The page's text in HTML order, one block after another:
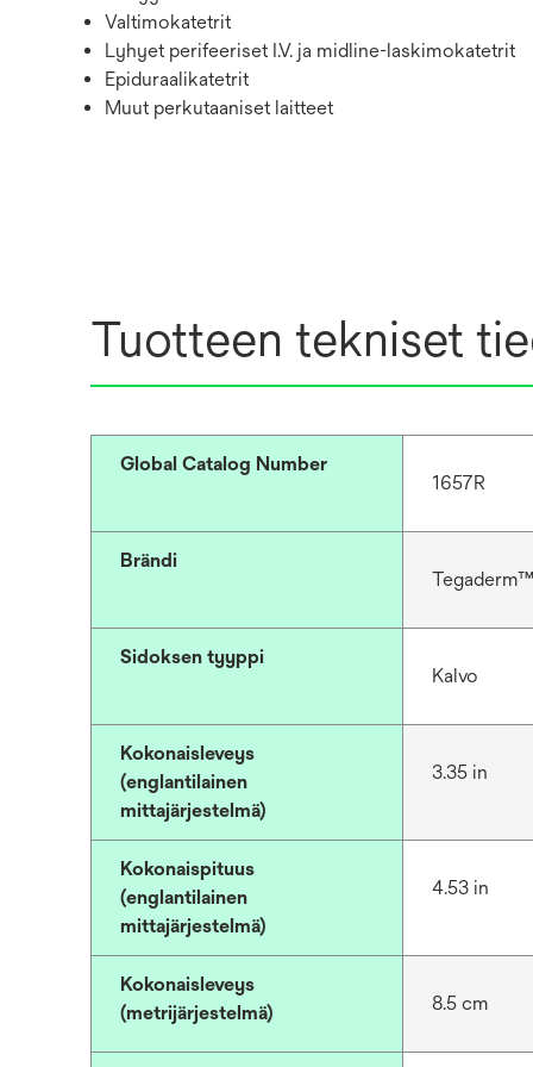
Valtimokatetrit
Lyhyet perifeeriset I.V. ja midline-laskimokatetrit
Epiduraalikatetrit
Muut perkutaaniset laitteet
Tuotteen tekniset
Global Catalog Number
1657R
Brändi
Tegaderm™
Sidoksen tyyppi
Kalvo
Kokonaisleveys
(englantilainen
mittajärjestelmä)
3.35 in
Kokonaispituus
(englantilainen
mittajärjestelmä)
4.53 in
Kokonaisleveys
(metrijärjestelmä)
8.5 cm